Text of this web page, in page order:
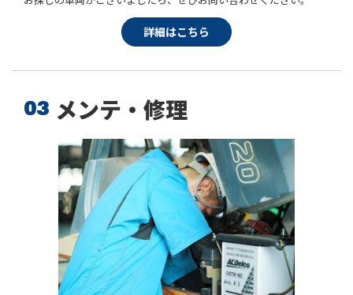
詳細はこちら
メンテ・修理